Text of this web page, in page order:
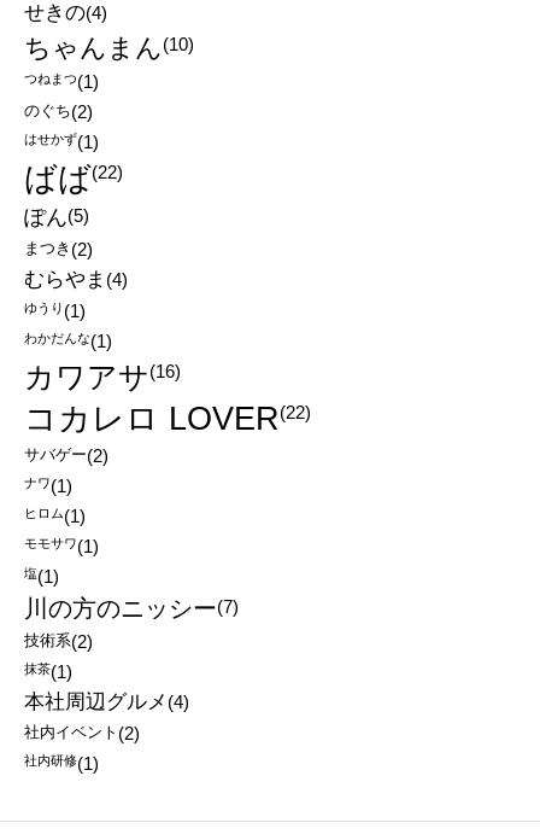
せきの(4)
ちゃんまん(10)
つねまつ(1)
のぐち(2)
はせかず(1)
ばば(22)
ぽん(5)
まつき (2)
むらやま (4)
ゆうり (1)
わかだんな(1)
カワアサ(16)
コカレロ LOVER(22)
サバゲー(2)
ナワ(1)
ヒロム(1)
モモサワ(1)
塩(1)
川の方のニッシー(7)
技術系(2)
抹茶(1)
本社周辺グルメ (4)
社内イベント (2)
社内研修(1)